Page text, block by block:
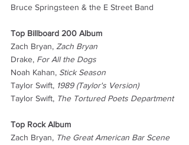
Bruce Springsteen & the E Street Band
Top Billboard 200 Album
Zach Bryan, Zach Bryan
Drake, For All the Dogs
Noah Kahan, Stick Season
Taylor Swift, 1989 (Taylor's Version)
Taylor Swift, The Tortured Poets Department
Top Rock Album
Zach Bryan, The Great American Bar Scene